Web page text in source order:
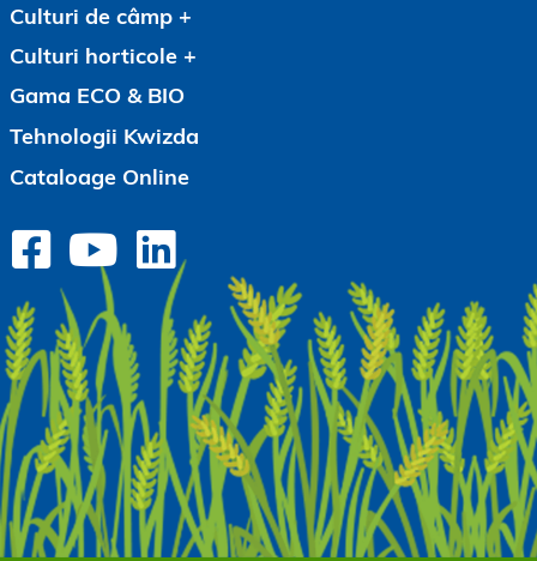
Culturi de câmp
Culturi horticole
Gama ECO & BIO
Tehnologii Kwizda
Cataloage Online